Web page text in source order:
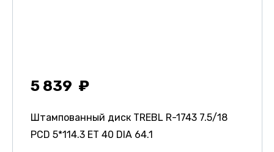
5 839
Штампованный диск TREBL R-1743 7.5/18
PCD 5*114.3 ET 40 DIA 64.1